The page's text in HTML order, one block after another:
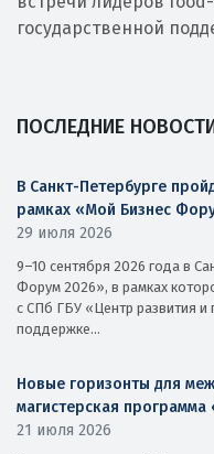
государственной
ПОСЛЕДНИЕ
В Санкт-Петербурге
рамках «Мой Бизнес
29 июля 2026
9–10 сентября 2026 года в
Форум 2026», в рамках
с СПб ГБУ «Центр развития
поддержке...
Новые горизонты для
магистерская
21 июля 2026